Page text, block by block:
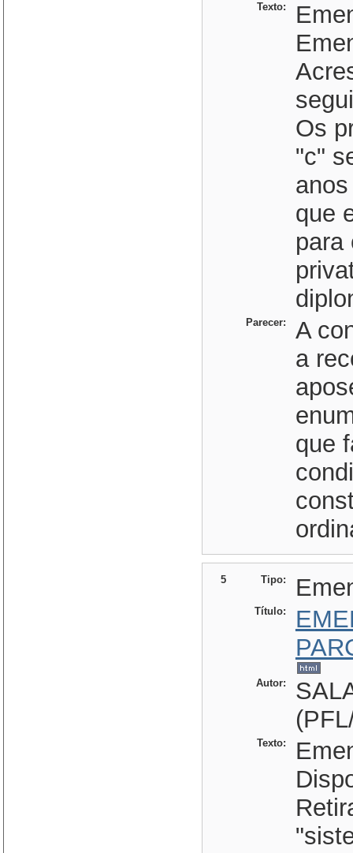
Texto:
Os
"c"
que
para
Parecer:
A
a
que
5 Tipo:
Título:
Autor:
Texto: